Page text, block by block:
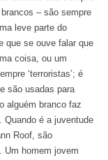
– são sempre
leve parte do
que se ouve falar que
coisa, ou um
‘terroristas’; é
são usadas para
alguém branco faz
é a juventude
Roof, são
Um homem jovem